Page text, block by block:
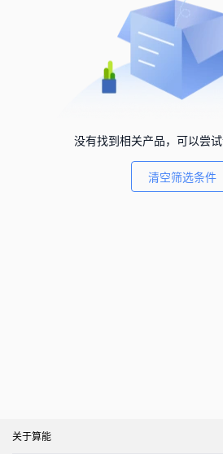
没有找到相关产品，可以尝
清空筛选条件
关于算能